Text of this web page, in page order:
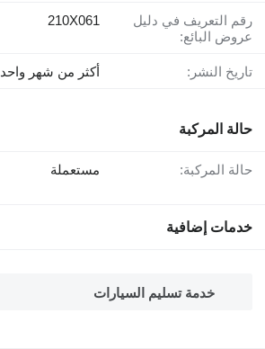
رقم التعريف في دليل
عروض البائع:
210X061
تاريخ النشر: أكثر من شهر واحد
حالة المركبة
حالة المركبة: مستعملة
خدمات إضافية
خدمة تسليم السيارات